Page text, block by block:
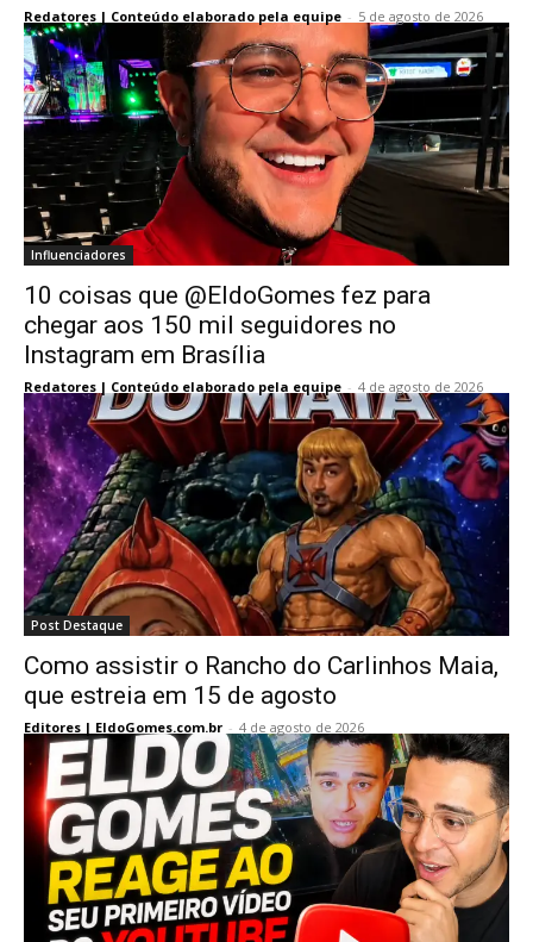
Redatores | Conteúdo elaborado pela equipe - 5 de agosto de 2026
Influenciadores
10 coisas que @EldoGomes fez para
chegar aos 150 mil seguidores no
Instagram em Brasília
Redatores | Conteúdo elaborado pela equipe - 4 de agosto de 2026
Post Destaque
Como assistir o Rancho do Carlinhos Maia,
que estreia em 15 de agosto
Editores | EldoGomes.com.br - 4 de agosto de 2026